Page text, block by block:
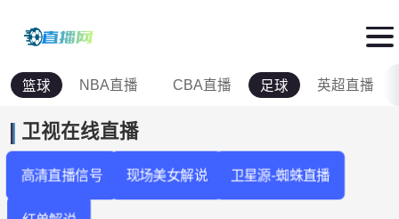
篮球 NBA直播 CBA直播 足球 英超直播
卫视在线直播
高清直播信号 现场美女解说 卫星源-蜘蛛直播